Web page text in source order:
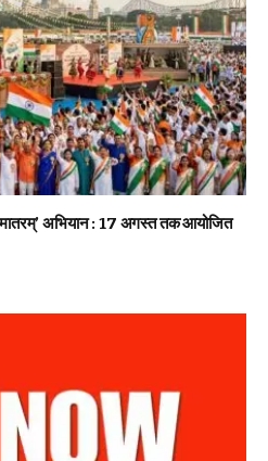
मातरम्’ अभियान : 17 अगस्त तक आयोजित